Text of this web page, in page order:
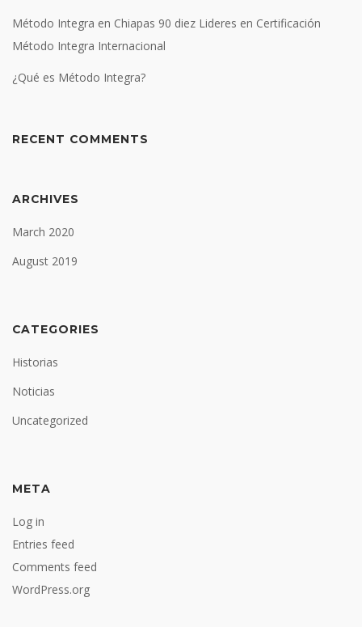
Método Integra en Chiapas 90 diez Lideres en Certificación
Método Integra Internacional
¿Qué es Método Integra?
RECENT COMMENTS
ARCHIVES
March 2020
August 2019
CATEGORIES
Historias
Noticias
Uncategorized
META
Log in
Entries feed
Comments feed
WordPress.org